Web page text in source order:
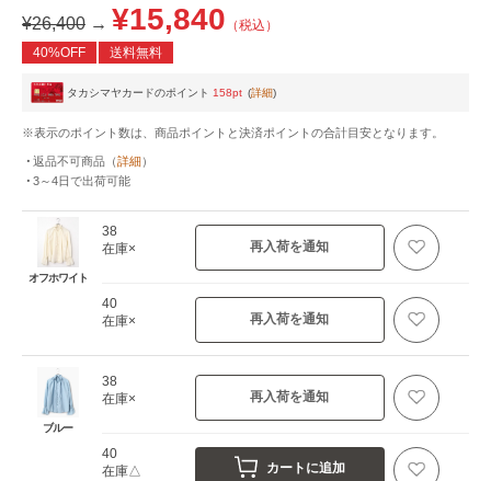
¥26,400 → ¥15,840 （税込）
40%OFF
送料無料
タカシマヤカードのポイント 158pt (詳細)
※表示のポイント数は、商品ポイントと決済ポイントの合計目安となります。
返品不可商品 （詳細）
3～4日で出荷可能
オフホワイト
38
在庫×
再入荷を通知
40
在庫×
再入荷を通知
ブルー
38
在庫×
再入荷を通知
40
在庫△
カートに追加